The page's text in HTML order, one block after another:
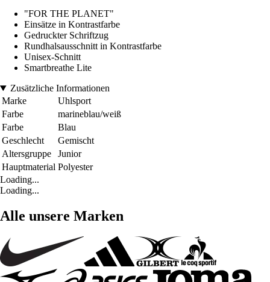
"FOR THE PLANET"
Einsätze in Kontrastfarbe
Gedruckter Schriftzug
Rundhalsausschnitt in Kontrastfarbe
Unisex-Schnitt
Smartbreathe Lite
Zusätzliche Informationen
Marke
Uhlsport
Farbe
marineblau/weiß
Farbe
Blau
Geschlecht
Gemischt
Altersgruppe
Junior
Hauptmaterial Polyester
Loading...
Loading...
Alle unsere Marken